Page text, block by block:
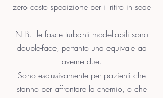
zero costo spedizione per il ritiro in sede
N.B.: le fasce turbanti modellabili sono
double-face, pertanto una equivale ad
averne due.
Sono esclusivamente per pazienti che
stanno per affrontare la chemio, o che